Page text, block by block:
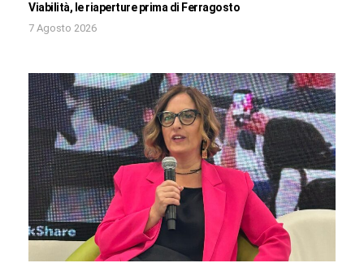
Viabilità, le riaperture prima di Ferragosto
7 Agosto 2026